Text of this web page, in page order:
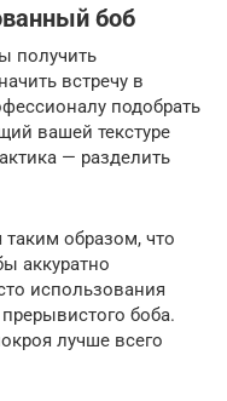
боб
получить
встречу в
подобрать
вашей текстуре
— разделить
образом, что
аккуратно
использования
боба.
лучше всего